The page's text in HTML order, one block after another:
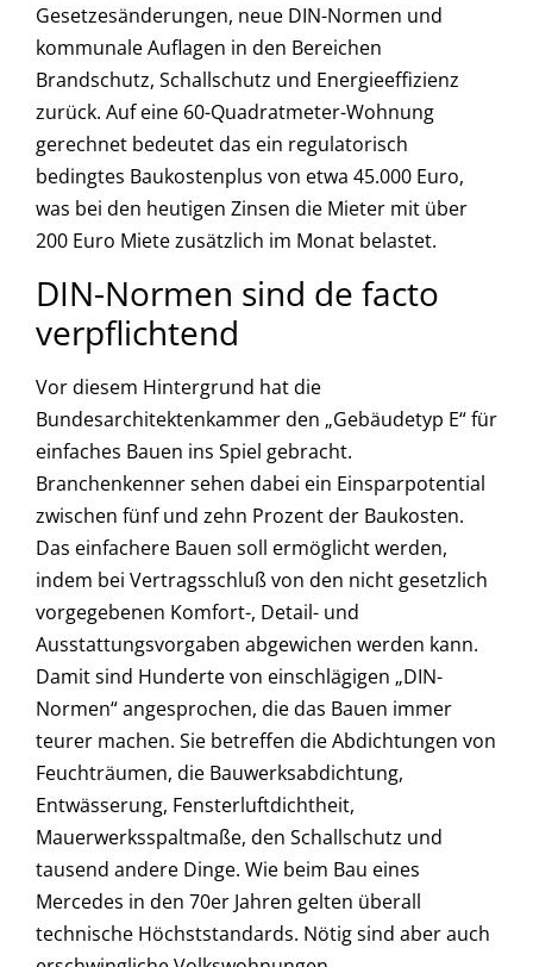
Gesetzesänderungen, neue DIN-Normen und
kommunale Auflagen in den Bereichen
Brandschutz, Schallschutz und Energieeffizienz
zurück. Auf eine 60-Quadratmeter-Wohnung
gerechnet bedeutet das ein regulatorisch
bedingtes Baukostenplus von etwa 45.000 Euro,
was bei den heutigen Zinsen die Mieter mit über
200 Euro Miete zusätzlich im Monat belastet.
DIN-Normen sind de facto
verpflichtend
Vor diesem Hintergrund hat die
Bundesarchitektenkammer den „Gebäudetyp E“ für
einfaches Bauen ins Spiel gebracht.
Branchenkenner sehen dabei ein Einsparpotential
zwischen fünf und zehn Prozent der Baukosten.
Das einfachere Bauen soll ermöglicht werden,
indem bei Vertragsschluß von den nicht gesetzlich
vorgegebenen Komfort-, Detail- und
Ausstattungsvorgaben abgewichen werden kann.
Damit sind Hunderte von einschlägigen „DIN-
Normen“ angesprochen, die das Bauen immer
teurer machen. Sie betreffen die Abdichtungen von
Feuchträumen, die Bauwerksabdichtung,
Entwässerung, Fensterluftdichtheit,
Mauerwerksspaltmaße, den Schallschutz und
tausend andere Dinge. Wie beim Bau eines
Mercedes in den 70er Jahren gelten überall
technische Höchststandards. Nötig sind aber auch